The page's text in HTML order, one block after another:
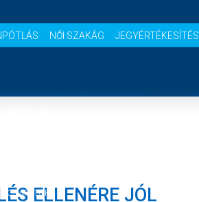
NŐI SZAKÁG JEGYÉRTÉKESÍTÉS
CSAPATOKELLENÉRE JÓL